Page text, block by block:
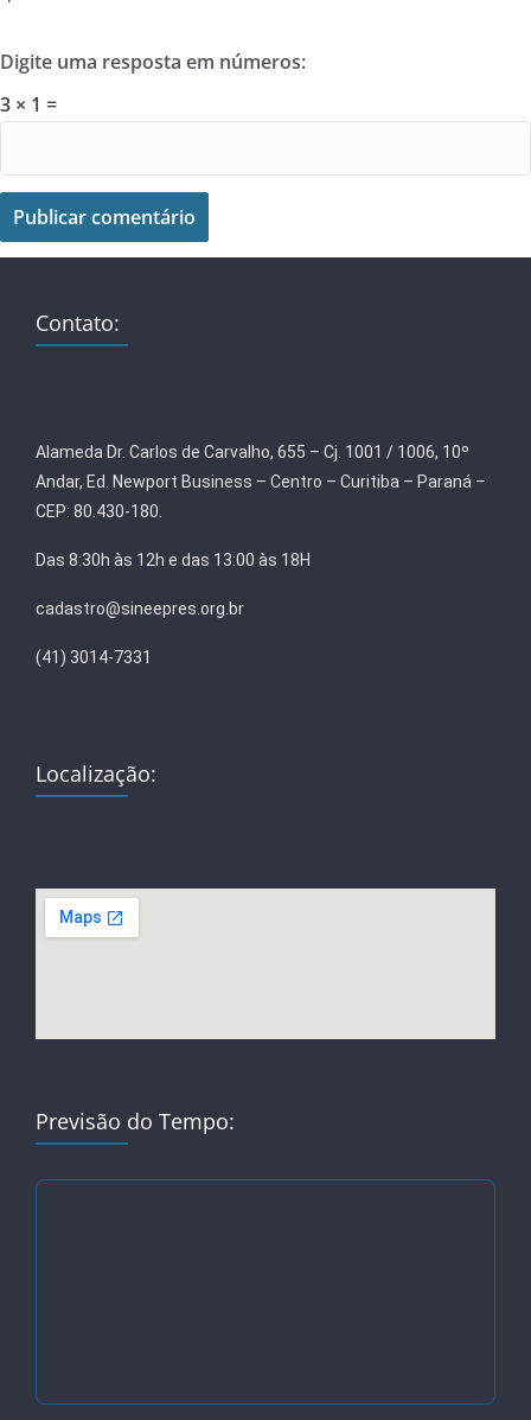
Digite uma resposta em números:
3 × 1 =
Contato:
Alameda Dr. Carlos de Carvalho, 655 – Cj. 1001 / 1006, 10º
Andar, Ed. Newport Business – Centro – Curitiba – Paraná –
CEP: 80.430-180.
Das 8:30h às 12h e das 13:00 às 18H
cadastro@sineepres.org.br
(41) 3014-7331
Localização:
Previsão do Tempo: